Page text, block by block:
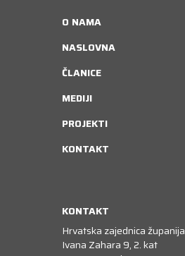
O NAMA
NASLOVNA
ČLANICE
MEDIJI
PROJEKTI
KONTAKT
KONTAKT
Hrvatska zajednica županija
Ivana Zahara 9, 2. kat